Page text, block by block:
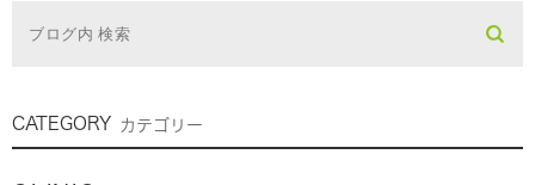
CATEGORY カテゴリー